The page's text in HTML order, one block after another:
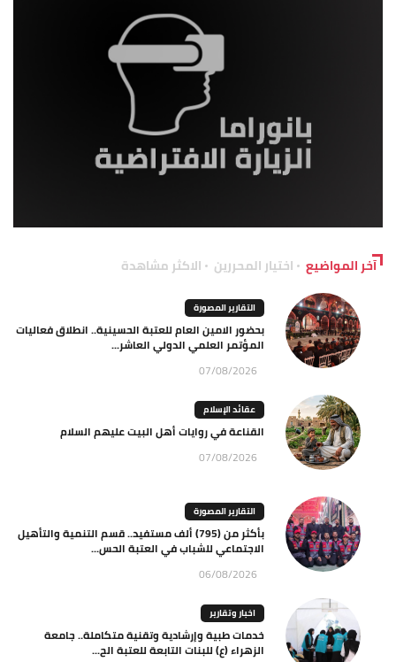
آخر المواضيع اختيار المحررين الاكثر مشاهدة
التقارير المصورة
بحضور الامين العام للعتبة الحسينية.. انطلاق فعاليات
المؤتمر العلمي الدولي العاشر...
07/08/2026
عقائد الإسلام
القناعة في روايات أهل البيت عليهم السلام
07/08/2026
التقارير المصورة
بأكثر من (795) ألف مستفيد.. قسم التنمية والتأهيل
الاجتماعي للشباب في العتبة الحس...
06/08/2026
اخبار وتقارير
خدمات طبية وإرشادية وتقنية متكاملة.. جامعة
الزهراء (ع) للبنات التابعة للعتبة الح...